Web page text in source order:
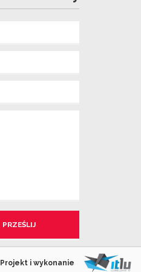
Projekt i wykonanie